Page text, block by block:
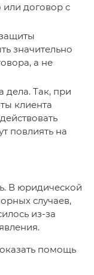
или договор с
значительно
а не
дела. Так, при
клиента
повлиять на
В юридической
случаев,
из-за
помощь